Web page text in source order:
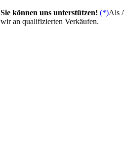
Sie können uns unterstützen! (*)Als
wir an qualifizierten Verkäufen.